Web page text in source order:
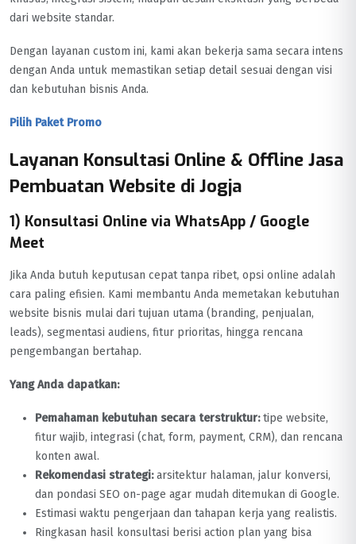
dari website standar.
Dengan layanan custom ini, kami akan bekerja sama secara intens
dengan Anda untuk memastikan setiap detail sesuai dengan visi
dan kebutuhan bisnis Anda.
Pilih Paket Promo
Layanan Konsultasi Online & Offline Jasa
Pembuatan Website di Jogja
1) Konsultasi Online via WhatsApp / Google
Meet
Jika Anda butuh keputusan cepat tanpa ribet, opsi online adalah
cara paling efisien. Kami membantu Anda memetakan kebutuhan
website bisnis mulai dari tujuan utama (branding, penjualan,
leads), segmentasi audiens, fitur prioritas, hingga rencana
pengembangan bertahap.
Yang Anda dapatkan:
Pemahaman kebutuhan secara terstruktur:tipe website,
fitur wajib, integrasi (chat, form, payment, CRM), dan rencana
konten awal.
Rekomendasi strategi:arsitektur halaman, jalur konversi,
dan pondasi SEO on-page agar mudah ditemukan di Google.
Estimasi waktu pengerjaan dan tahapan kerja yang realistis.
Ringkasan hasil konsultasi berisi action plan yang bisa